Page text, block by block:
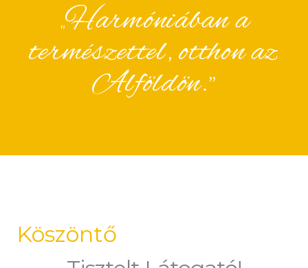
„Harmóniában a
természettel, otthon az
Alföldön.”
Köszöntő